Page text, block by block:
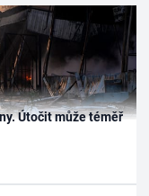
Útočit může téměř